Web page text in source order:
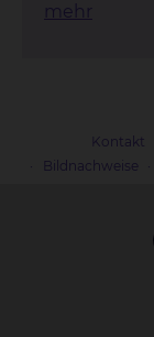
mehr
Kontakt
Bildnachweise